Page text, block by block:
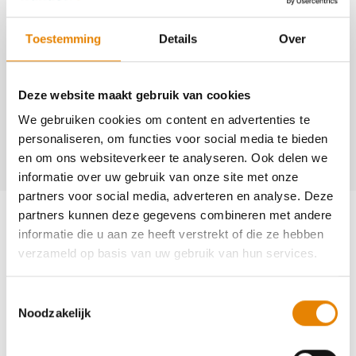
Toestemming Details Over
Deze website maakt gebruik van cookies
We gebruiken cookies om content en advertenties te
personaliseren, om functies voor social media te bieden
en om ons websiteverkeer te analyseren. Ook delen we
informatie over uw gebruik van onze site met onze
partners voor social media, adverteren en analyse. Deze
partners kunnen deze gegevens combineren met andere
informatie die u aan ze heeft verstrekt of die ze hebben
verzameld op basis van uw gebruik van hun services.
Noodzakelijk
François Van der Taelen
+32(0)494 68 12 32
francois.van.der.taelen@telenet.be
Aankomende wandeltochten van deze
club
BelOrta-wandeling